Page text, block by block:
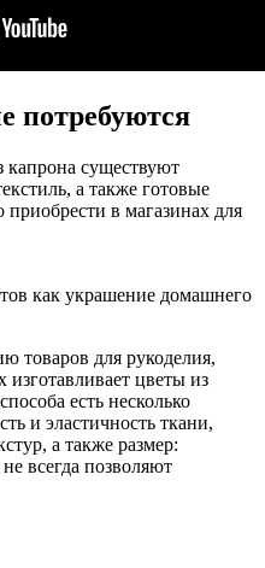
потребуются
капрона существуют
а также готовые
в магазинах для
как украшение домашнего
товаров для рукоделия,
цветы из
есть несколько
и эластичность ткани,
а также размер:
всегда позволяют